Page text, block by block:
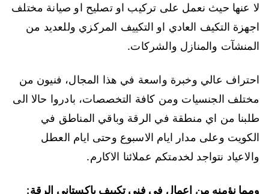
لا عنها حيث نعمل على تركيب او تصليح او صيانة مختلف
اجهزة التكيف العادي او التكييف المركزي وللعديد من
المنشآت والمنازل والشركات.
احتراف عالي وخبرة واسعة في هذا المجال، فنيون من
مختلف الجنسيات ومن كافة التخصصات، بادروا حالا الى
طلبنا من اي منطقة في الرقة وباقي المناطق في
الكويت وعلى مدار ايام الاسبوع وحتى ايام العطل
والاعياد نتواجد لخدمتكم عملائنا الاكارم.
ومما نؤمنه من اعمال في فني تكييف باكستاني الرقة: